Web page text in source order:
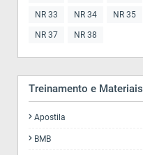
NR 33 NR 34 NR 35
NR 37 NR 38
Treinamento e Materiais
Apostila
BMB